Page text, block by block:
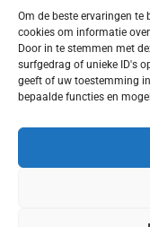
Om de beste ervaringen te
cookies om informatie
Door in te stemmen met
surfgedrag of unieke ID's
geeft of uw toestemming
bepaalde functies en
Wij van
in de Gemeente